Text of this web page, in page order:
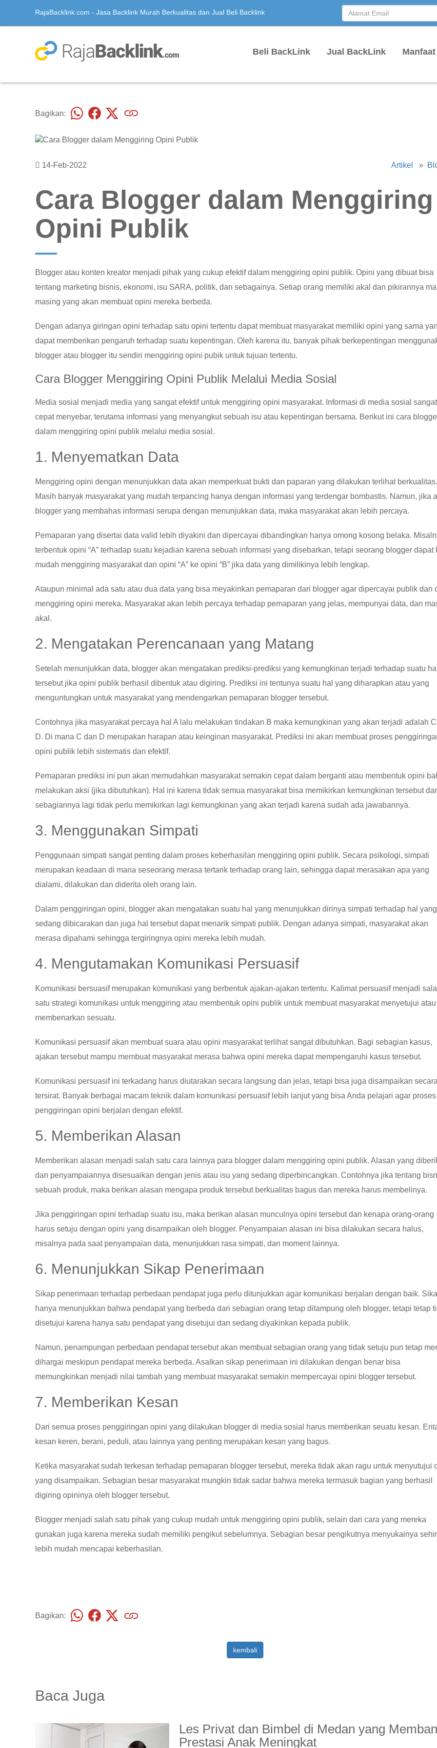
RajaBacklink.com - Jasa Backlink Murah Berkualitas dan Jual Beli Backlink
Beli BackLink Jual BackLink
Bagikan:
14-Feb-2022 Artikel »
Cara Blogger dalam Menggiring
Opini Publik
Blogger atau konten kreator menjadi pihak yang cukup efektif dalam menggiring opini publik. Opini yang dibuat bisa
tentang marketing bisnis, ekonomi, isu SARA, politik, dan sebagainya. Setiap orang memiliki akal dan pikirannya
masing yang akan membuat opini mereka berbeda.
Dengan adanya giringan opini terhadap satu opini tertentu dapat membuat masyarakat memiliki opini yang sama
dapat memberikan pengaruh terhadap suatu kepentingan. Oleh karena itu, banyak pihak berkepentingan
blogger atau blogger itu sendiri menggiring opini pubik untuk tujuan tertentu.
Cara Blogger Menggiring Opini Publik Melalui Media Sosial
Media sosial menjadi media yang sangat efektif untuk menggiring opini masyarakat. Informasi di media sosial sangat
cepat menyebar, terutama informasi yang menyangkut sebuah isu atau kepentingan bersama. Berikut ini cara
dalam menggiring opini publik melalui media sosial.
1. Menyematkan Data
Menggiring opini dengan menunjukkan data akan memperkuat bukti dan paparan yang dilakukan terlihat berkualitas.
Masih banyak masyarakat yang mudah terpancing hanya dengan informasi yang terdengar bombastis. Namun, jika
blogger yang membahas informasi serupa dengan menunjukkan data, maka masyarakat akan lebih percaya.
Pemaparan yang disertai data valid lebih diyakini dan dipercayai dibandingkan hanya omong kosong belaka.
terbentuk opini “A” terhadap suatu kejadian karena sebuah informasi yang disebarkan, tetapi seorang blogger dapat
mudah menggiring masyarakat dari opini “A” ke opini “B” jika data yang dimilikinya lebih lengkap.
Ataupun minimal ada satu atau dua data yang bisa meyakinkan pemaparan dari blogger agar dipercayai publik dan
menggiring opini mereka. Masyarakat akan lebih percaya terhadap pemaparan yang jelas, mempunyai data, dan
akal.
2. Mengatakan Perencanaan yang Matang
Setelah menunjukkan data, blogger akan mengatakan prediksi-prediksi yang kemungkinan terjadi terhadap suatu hal
tersebut jika opini publik berhasil dibentuk atau digiring. Prediksi ini tentunya suatu hal yang diharapkan atau yang
menguntungkan untuk masyarakat yang mendengarkan pemaparan blogger tersebut.
Contohnya jika masyarakat percaya hal A lalu melakukan tindakan B maka kemungkinan yang akan terjadi adalah
D. Di mana C dan D merupakan harapan atau keinginan masyarakat. Prediksi ini akan membuat proses
opini publik lebih sistematis dan efektif.
Pemaparan prediksi ini pun akan memudahkan masyarakat semakin cepat dalam berganti atau membentuk opini
melakukan aksi (jika dibutuhkan). Hal ini karena tidak semua masyarakat bisa memikirkan kemungkinan tersebut
sebagiannya lagi tidak perlu memikirkan lagi kemungkinan yang akan terjadi karena sudah ada jawabannya.
3. Menggunakan Simpati
Penggunaan simpati sangat penting dalam proses keberhasilan menggiring opini publik. Secara psikologi, simpati
merupakan keadaan di mana seseorang merasa tertarik terhadap orang lain, sehingga dapat merasakan apa yang
dialami, dilakukan dan diderita oleh orang lain.
Dalam penggiringan opini, blogger akan mengatakan suatu hal yang menunjukkan dirinya simpati terhadap hal yang
sedang dibicarakan dan juga hal tersebut dapat menarik simpati publik. Dengan adanya simpati, masyarakat akan
merasa dipahami sehingga tergiringnya opini mereka lebih mudah.
4. Mengutamakan Komunikasi Persuasif
Komunikasi bersuasif merupakan komunikasi yang berbentuk ajakan-ajakan tertentu. Kalimat persuasif menjadi
satu strategi komunikasi untuk menggiring atau membentuk opini publik untuk membuat masyarakat menyetujui atau
membenarkan sesuatu.
Komunikasi persuasif akan membuat suara atau opini masyarakat terlihat sangat dibutuhkan. Bagi sebagian kasus,
ajakan tersebut mampu membuat masyarakat merasa bahwa opini mereka dapat mempengaruhi kasus tersebut.
Komunikasi persuasif ini terkadang harus diutarakan secara langsung dan jelas, tetapi bisa juga disampaikan secara
tersirat. Banyak berbagai macam teknik dalam komunikasi persuasif lebih lanjut yang bisa Anda pelajari agar proses
penggiringan opini berjalan dengan efektif.
5. Memberikan Alasan
Memberikan alasan menjadi salah satu cara lainnya para blogger dalam menggiring opini publik. Alasan yang
dan penyampaiannya disesuaikan dengan jenis atau isu yang sedang diperbincangkan. Contohnya jika tentang
sebuah produk, maka berikan alasan mengapa produk tersebut berkualitas bagus dan mereka harus membelinya.
Jika penggiringan opini terhadap suatu isu, maka berikan alasan munculnya opini tersebut dan kenapa orang-orang
harus setuju dengan opini yang disampaikan oleh blogger. Penyampaian alasan ini bisa dilakukan secara halus,
misalnya pada saat penyampaian data, menunjukkan rasa simpati, dan moment lainnya.
6. Menunjukkan Sikap Penerimaan
Sikap penerimaan terhadap perbedaan pendapat juga perlu ditunjukkan agar komunikasi berjalan dengan baik.
hanya menunjukkan bahwa pendapat yang berbeda dari sebagian orang tetap ditampung oleh blogger, tetapi tetap
disetujui karena hanya satu pendapat yang disetujui dan sedang diyakinkan kepada publik.
Namun, penampungan perbedaan pendapat tersebut akan membuat sebagian orang yang tidak setuju pun tetap
dihargai meskipun pendapat mereka berbeda. Asalkan sikap penerimaan ini dilakukan dengan benar bisa
memungkinkan menjadi nilai tambah yang membuat masyarakat semakin mempercayai opini blogger tersebut.
7. Memberikan Kesan
Dari semua proses penggiringan opini yang dilakukan blogger di media sosial harus memberikan seuatu kesan.
kesan keren, berani, peduli, atau lainnya yang penting merupakan kesan yang bagus.
Ketika masyarakat sudah terkesan terhadap pemaparan blogger tersebut, mereka tidak akan ragu untuk menyutujui
yang disampaikan. Sebagian besar masyarakat mungkin tidak sadar bahwa mereka termasuk bagian yang berhasil
digiring opininya oleh blogger tersebut.
Blogger menjadi salah satu pihak yang cukup mudah untuk menggiring opini publik, selain dari cara yang mereka
gunakan juga karena mereka sudah memiliki pengikut sebelumnya. Sebagian besar pengikutnya menyukainya
lebih mudah mencapai keberhasilan.
Bagikan:
kembali
Baca Juga
Les Privat dan Bimbel di Medan yang
Prestasi Anak Meningkat